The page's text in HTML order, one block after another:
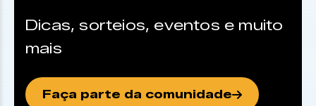
Dicas, sorteios, eventos e muito
mais
Faça parte da comunidade